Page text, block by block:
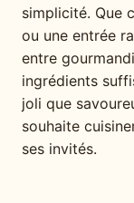
simplicité. Que
ou une entrée
entre
ingrédients
joli que
souhaite
ses invités.